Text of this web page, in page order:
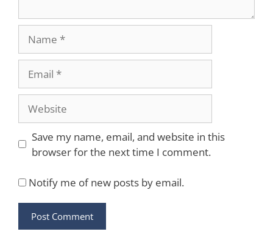
Save my name, email, and website in this
browser for the next time I comment.
Notify me of new posts by email.